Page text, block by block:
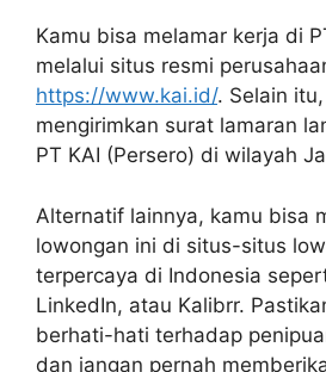
Kamu bisa melamar kerja di
melalui situs resmi
https://www.kai.id/. Selain
mengirimkan surat lamaran
PT KAI (Persero) di wilayah
Alternatif lainnya, kamu bisa
lowongan ini di situs-situs
terpercaya di Indonesia
LinkedIn, atau Kalibrr.
berhati-hati terhadap
dan jangan pernah